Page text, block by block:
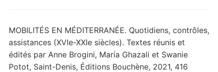
MOBILITÉS EN MÉDITERRANÉE. Quotidiens, contrôles,
assistances (XVIe-XXIe siècles). Textes réunis et
édités par Anne Brogini, María Ghazali et Swanie
Potot, Saint-Denis, Éditions Bouchène, 2021, 416